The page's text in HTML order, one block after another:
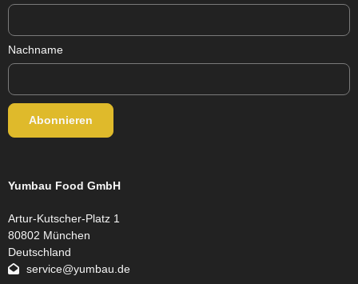
Nachname
Yumbau Food GmbH
Artur-Kutscher-Platz 1
80802 München
Deutschland
service@yumbau.de